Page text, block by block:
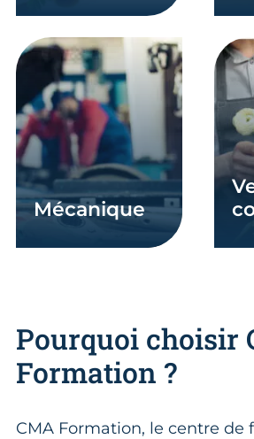
mécanique
En savoir plus
vente et
En
Pourquoi choisir
Formation ?
CMA Formation, le centre de